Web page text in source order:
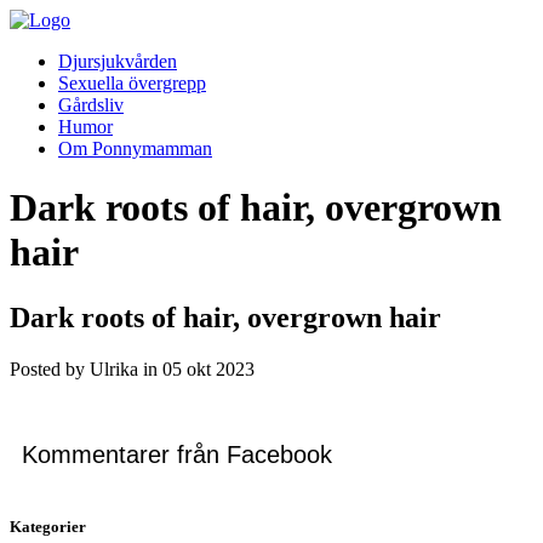
Djursjukvården
Sexuella övergrepp
Gårdsliv
Humor
Om Ponnymamman
Dark roots of hair, overgrown
hair
Dark roots of hair, overgrown hair
Posted by Ulrika in 05 okt 2023
Kommentarer från Facebook
Kategorier